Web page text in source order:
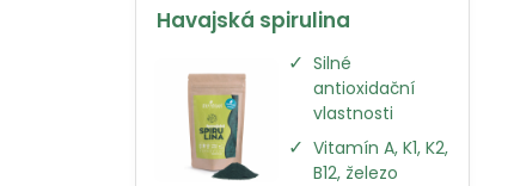
Havajská spirulina
✓ Silné
antioxidační
vlastnosti
✓ Vitamín A, K1, K2,
B12, železo